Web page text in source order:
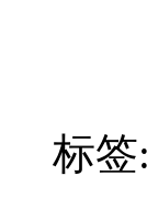
标签: